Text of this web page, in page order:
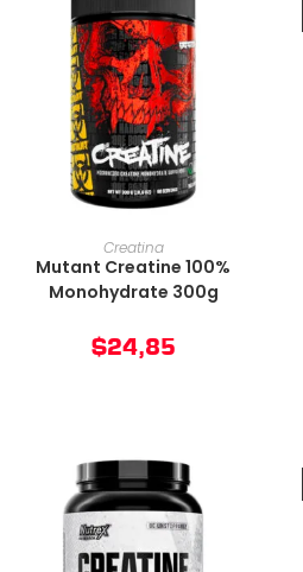
AÑADIR AL CARRITO
Creatina
Mutant Creatine 100%
Monohydrate 300g
$24,85